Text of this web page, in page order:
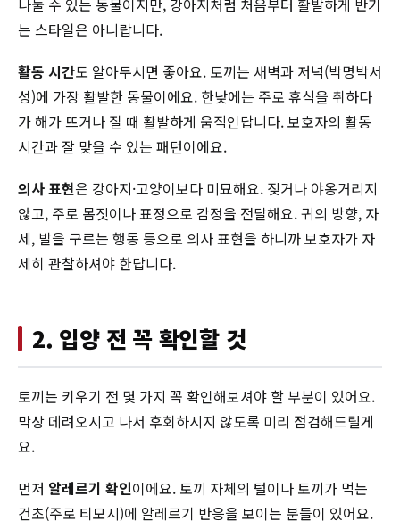
는 스타일은 아니랍니다.
활동 시간도 알아두시면 좋아요. 토끼는 새벽과 저녁(박명박서
성)에 가장 활발한 동물이에요. 한낮에는 주로 휴식을 취하다
가 해가 뜨거나 질 때 활발하게 움직인답니다. 보호자의 활동
시간과 잘 맞을 수 있는 패턴이에요.
의사 표현은 강아지·고양이보다 미묘해요. 짖거나 야옹거리지
않고, 주로 몸짓이나 표정으로 감정을 전달해요. 귀의 방향, 자
세, 발을 구르는 행동 등으로 의사 표현을 하니까 보호자가 자
세히 관찰하셔야 한답니다.
2. 입양 전 꼭 확인할 것
토끼는 키우기 전 몇 가지 꼭 확인해보셔야 할 부분이 있어요.
막상 데려오시고 나서 후회하시지 않도록 미리 점검해드릴게
요.
먼저 알레르기 확인이에요. 토끼 자체의 털이나 토끼가 먹는
건초(주로 티모시)에 알레르기 반응을 보이는 분들이 있어요.